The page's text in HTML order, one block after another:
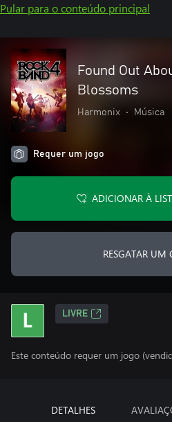
Pular para o conteúdo principal
Found Out
Blossoms
Harmonix • Música
Requer um jogo
ADICIONAR À
RESGATAR UM
LIVRE
Este conteúdo requer um jogo
DETALHES